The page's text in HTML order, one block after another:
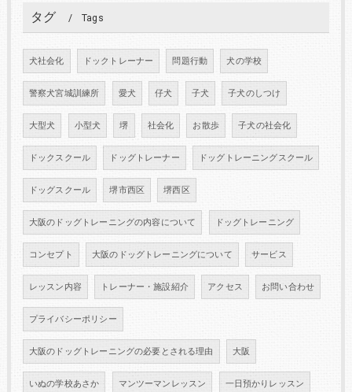
タグ Tags
犬社会化 ドックトレーナー 問題行動 犬の学校
警察犬宮城訓練所 愛犬 仔犬 子犬 子犬のしつけ
大型犬 小型犬 堺 社会化 お散歩 子犬の社会化
ドックスクール ドッグトレーナー ドッグトレーニングスクール
ドッグスクール 堺市西区 堺西区
大阪のドッグトレーニングの内容について ドッグトレーニング
コンセプト 大阪のドッグトレーニングについて サービス
レッスン内容 トレーナー・施設紹介 アクセス お問い合わせ
プライバシーポリシー
大阪のドッグトレーニングの必要とされる理由 大阪
いぬの学校あさか マンツーマンレッスン 一日預かりレッスン